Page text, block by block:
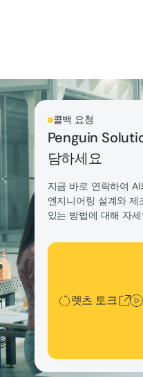
콜백 요청
Penguin
담하세요
지금 바로 연락하여
엔지니어링 설계와
있는 방법에 대해 자
렛츠 토크
렛츠 토크